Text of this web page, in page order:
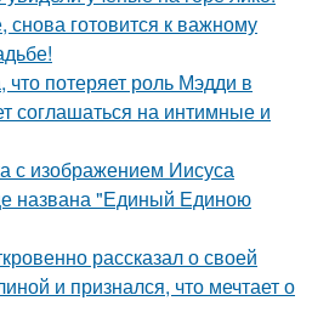
готовится к важному
потеряет роль Мэдди в
соглашаться на интимные и
с изображением Иисуса
названа "Единый Единою
рассказал о своей
и признался, что мечтает о